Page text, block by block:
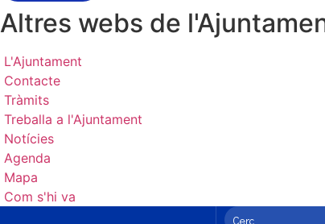
Altres webs de
L'Ajuntament
Contacte
Tràmits
Treballa a l'Ajuntament
Notícies
Agenda
Mapa
Com s'hi va